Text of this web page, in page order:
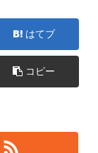
はてブ
コピー